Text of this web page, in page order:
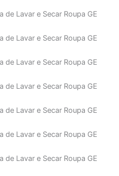
Lavar e Secar Roupa GE
Lavar e Secar Roupa GE
Lavar e Secar Roupa GE
Lavar e Secar Roupa GE
Lavar e Secar Roupa GE
Lavar e Secar Roupa GE
Lavar e Secar Roupa GE